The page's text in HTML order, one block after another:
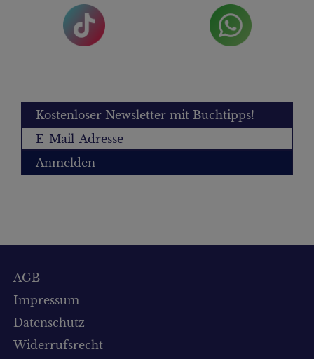
Kostenloser Newsletter mit Buchtipps!
Anmelden
AGB
Impressum
Datenschutz
Widerrufsrecht